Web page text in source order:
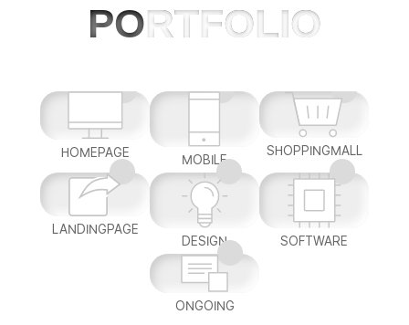
PORTFOLIO
HOMEPAGE MOBILE
SHOPPINGMALL
LANDINGPAGE
DESIGN
SOFTWARE
ONGOING